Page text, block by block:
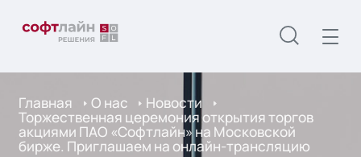
Главная О нас Новости
Торжественная церемония открытия торгов
акциями ПАО «Софтлайн» на Московской
бирже. Приглашаем на онлайн-трансляцию